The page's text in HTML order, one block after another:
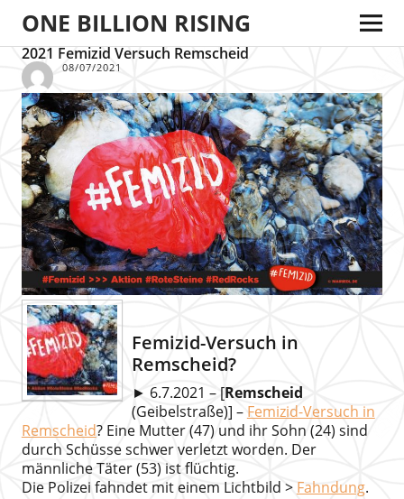
ONE BILLION RISING
2021 Femizid Versuch Remscheid
08/07/2021
Femizid-Versuch in
Remscheid?
► 6.7.2021 – [Remscheid
(Geibelstraße)] – Femizid-Versuch in
Remscheid? Eine Mutter (47) und ihr Sohn (24) sind
durch Schüsse schwer verletzt worden. Der
männliche Täter (53) ist flüchtig.
Die Polizei fahndet mit einem Lichtbild > Fahndung.